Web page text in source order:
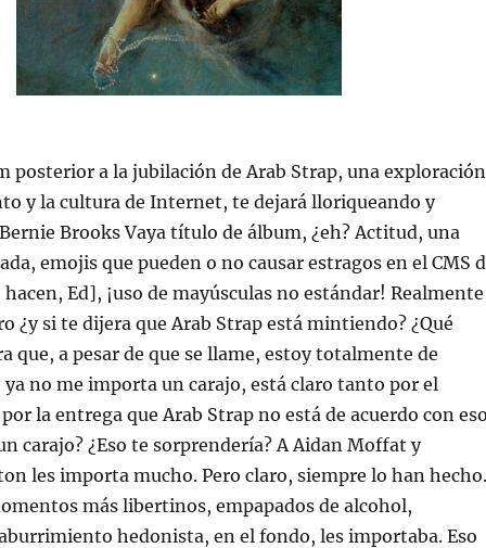
posterior a la jubilación de Arab Strap, una exploración
y la cultura de Internet, te dejará lloriqueando y
Brooks Vaya título de álbum, ¿eh? Actitud, una
emojis que pueden o no causar estragos en el CMS
Ed], ¡uso de mayúsculas no estándar! Realmente
¿y si te dijera que Arab Strap está mintiendo? ¿Qué
que, a pesar de que se llame, estoy totalmente de
ya no me importa un carajo, está claro tanto por el
la entrega que Arab Strap no está de acuerdo con
carajo? ¿Eso te sorprendería? A Aidan Moffat y
les importa mucho. Pero claro, siempre lo han hecho.
más libertinos, empapados de alcohol,
hedonista, en el fondo, les importaba. Eso